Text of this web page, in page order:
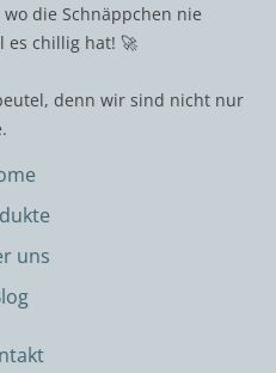
die Schnäppchen nie
es chillig hat! 🚀
denn wir sind nicht nur
uns